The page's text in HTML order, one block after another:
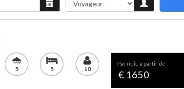
5 5 10
par nuit, à partir de
€ 1650